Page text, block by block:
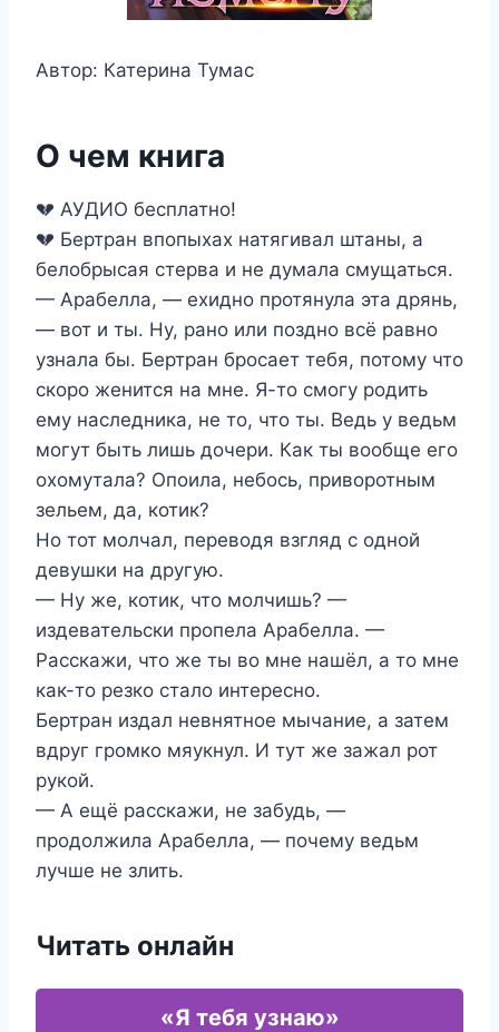
Автор: Катерина Тумас
О чем книга
💔 АУДИО бесплатно!
💔 Бертран впопыхах натягивал штаны, а
белобрысая стерва и не думала смущаться.
— Арабелла, — ехидно протянула эта дрянь,
— вот и ты. Ну, рано или поздно всё равно
узнала бы. Бертран бросает тебя, потому что
скоро женится на мне. Я-то смогу родить
ему наследника, не то, что ты. Ведь у ведьм
могут быть лишь дочери. Как ты вообще его
охомутала? Опоила, небось, приворотным
зельем, да, котик?
Но тот молчал, переводя взгляд с одной
девушки на другую.
— Ну же, котик, что молчишь? —
издевательски пропела Арабелла. —
Расскажи, что же ты во мне нашёл, а то мне
как-то резко стало интересно.
Бертран издал невнятное мычание, а затем
вдруг громко мяукнул. И тут же зажал рот
рукой.
— А ещё расскажи, не забудь, —
продолжила Арабелла, — почему ведьм
лучше не злить.
Читать онлайн
«Я тебя узнаю»